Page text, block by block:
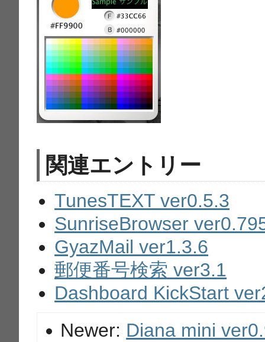
関連エントリー
TunesTEXT ver0.5.3
SunriseBrowser
GyazMail ver1.3.6
郵便番号検索 ver3.1
Dashboard KickStart
Newer: Diana mini